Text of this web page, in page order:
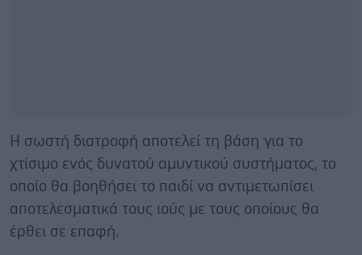
Η σωστή διατροφή αποτελεί τη βάση για το
χτίσιμο ενός δυνατού αμυντικού συστήματος, το
οποίο θα βοηθήσει το παιδί να αντιμετωπίσει
αποτελεσματικά τους ιούς με τους οποίους θα
έρθει σε επαφή.